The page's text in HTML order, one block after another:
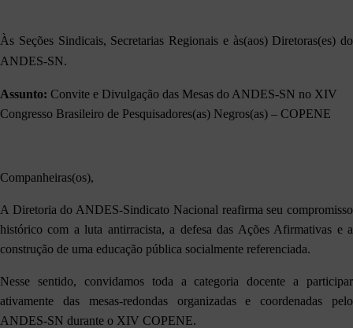
Às Seções Sindicais, Secretarias Regionais e às(aos) Diretoras(es) do
ANDES-SN.
Assunto: Convite e Divulgação das Mesas do ANDES-SN no XIV
Congresso Brasileiro de Pesquisadores(as) Negros(as) – COPENE
Companheiras(os),
A Diretoria do ANDES-Sindicato Nacional reafirma seu compromisso
histórico com a luta antirracista, a defesa das Ações Afirmativas e a
construção de uma educação pública socialmente referenciada.
Nesse sentido, convidamos toda a categoria docente a participar
ativamente das mesas-redondas organizadas e coordenadas pelo
ANDES-SN durante o XIV COPENE.